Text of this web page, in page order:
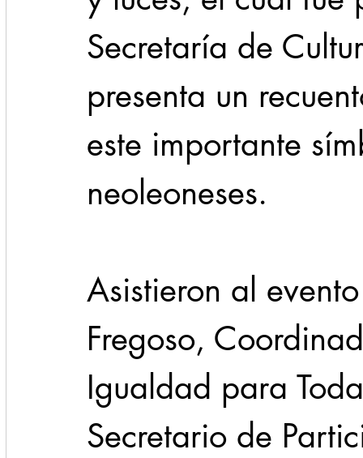
Secretaría de
presenta un
este importante
neoleoneses.
Asistieron al
Fregoso,
Igualdad para
Secretario de